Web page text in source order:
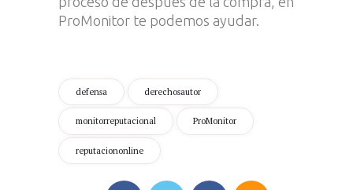
ProMonitor te podemos ayudar.
defensa derechosautor
monitorreputacional ProMonitor
reputaciononline